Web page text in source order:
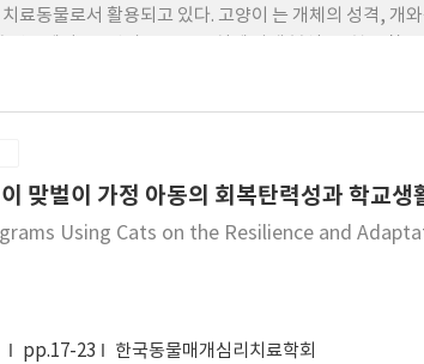
료동물로서 활용되고 있다. 고양이 는 개체의 성격, 개
만의 차별적인 장점과 제 약 요인도 함께 고찰하였다.
맞벌이 가정 아동의 회복탄력성과 학교생
Using Cats on the Resilience and
pp.17-23 한국동물매개심리치료학회